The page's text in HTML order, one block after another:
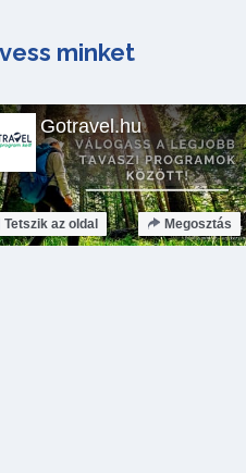
minket
Gotravel.hu
Tetszik az oldal Megosztás